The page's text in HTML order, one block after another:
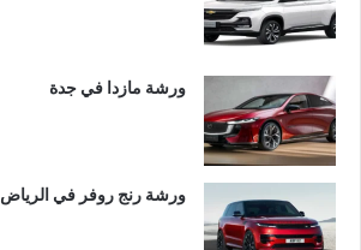
ورشة مازدا في جدة
ورشة رنج روفر في الرياض